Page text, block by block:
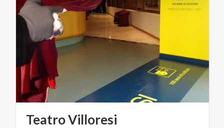
TeatroVilloresi